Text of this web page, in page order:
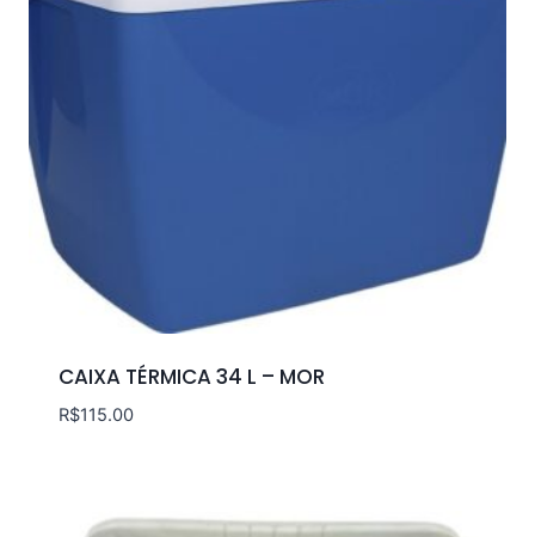
CAIXA TÉRMICA 34 L – MOR
R$115.00